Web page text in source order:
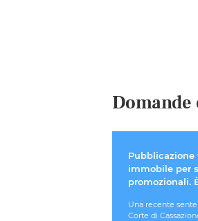
Pubblicazione
immobile per
promozionali.
Una recente
Corte di